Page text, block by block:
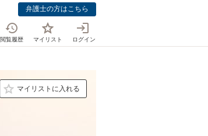
弁護士の方はこちら
閲覧履歴 マイリスト ログイン
マイリストに入れる